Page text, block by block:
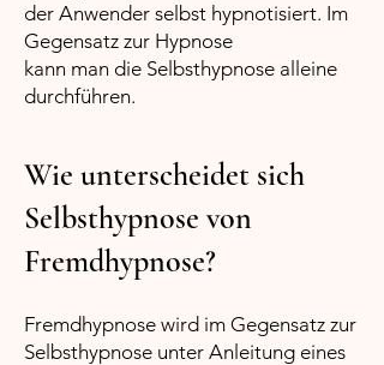
der Anwender selbst hypnotisiert. Im
Gegensatz zur Hypnose
kann man die Selbsthypnose alleine
durchführen.
Wie unterscheidet sich
Selbsthypnose von
Fremdhypnose?
Fremdhypnose wird im Gegensatz zur
Selbsthypnose unter Anleitung eines